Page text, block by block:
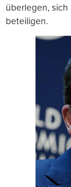
überlegen, sich
beteiligen.